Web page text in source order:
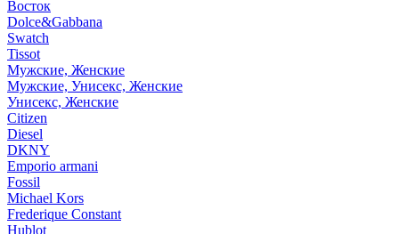
Восток
Dolce&Gabbana
Swatch
Tissot
Мужские, Женские
Мужские, Унисекс, Женские
Унисекс, Женские
Citizen
Diesel
DKNY
Emporio armani
Fossil
Michael Kors
Frederique Constant
Hublot